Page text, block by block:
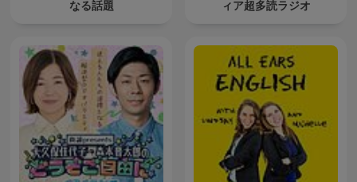
なる話題
ィア超多読ラジオ